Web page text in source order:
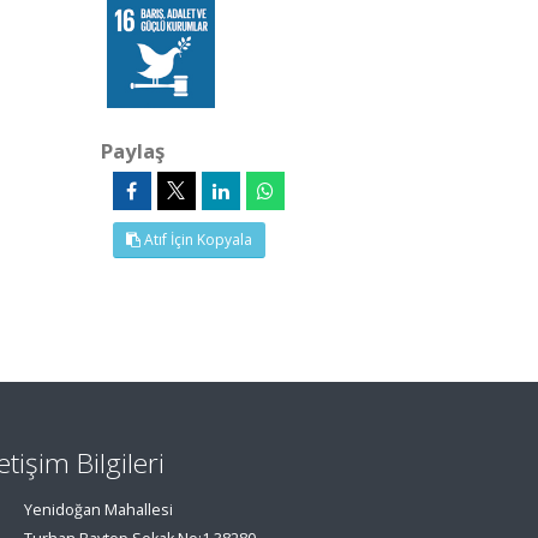
Paylaş
Atıf İçin Kopyala
Bilgileri
Yenidoğan Mahallesi